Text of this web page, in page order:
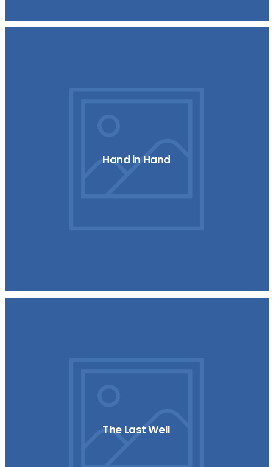
Hand in Hand
The Last Well